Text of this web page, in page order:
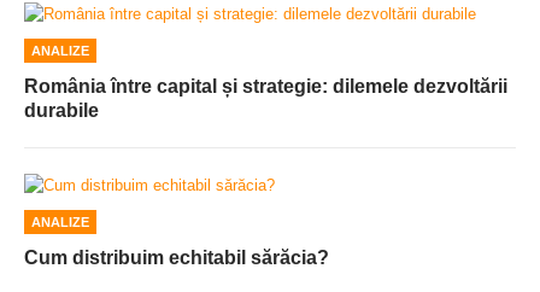
ANALIZE
România între capital și strategie: dilemele dezvoltării
durabile
ANALIZE
Cum distribuim echitabil sărăcia?